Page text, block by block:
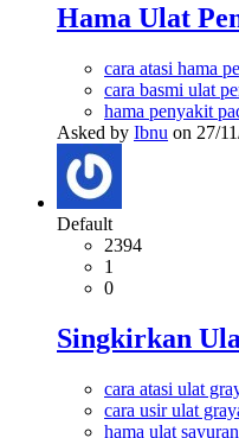
Hama Ulat
cara atasi hama
cara basmi ulat
hama penyakit
Asked by Ibnu on 27/
Default
2394
1
0
Singkirkan
cara atasi ulat
cara usir ulat
hama ulat sayuran